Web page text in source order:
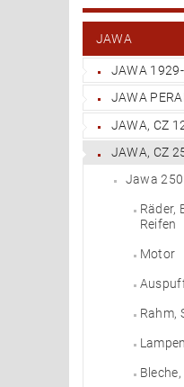
JAWA
JAWA
JAWA
JAWA, CZ
JAWA, CZ
Jawa
Räder,
Reifen
Motor
Rahm,
Lampen